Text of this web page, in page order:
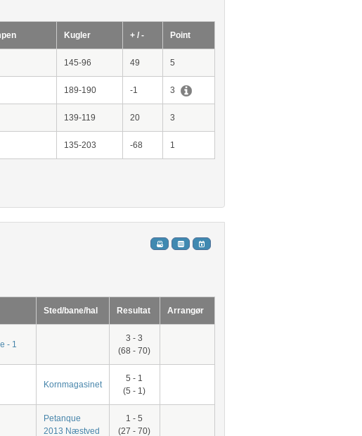
Kugler + / - Point
145-96 49 5
189-190 -1 3
139-119 20 3
135-203 -68 1
Sted/bane/hal Resultat Arrangør
- 1
3 - 3
(68 - 70)
Kornmagasinet
5 - 1
(5 - 1)
Petanque
2013 Næstved
1 - 5
(27 - 70)